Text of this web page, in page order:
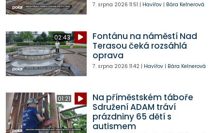
7. srpna 2026 11:51 | Havířov| Bára Kelnerová
02:43
Fontánu na náměstí Nad
Terasou čeká rozsáhlá
oprava
7. srpna 2026 11:42| Havířov| Bára Kelnerová
01:21
Na příměstském táboře
Sdružení ADAM tráví
prázdniny 65 dětí s
autismem